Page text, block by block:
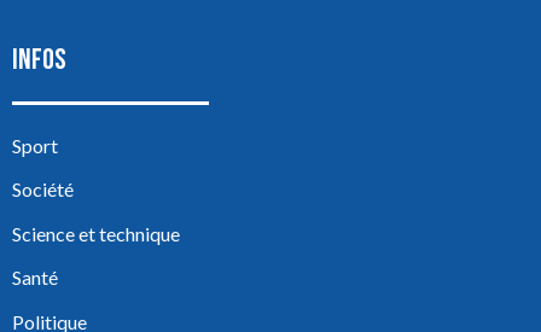
INFOS
Sport
Société
Science et technique
Santé
Politique